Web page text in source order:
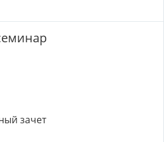
зачет